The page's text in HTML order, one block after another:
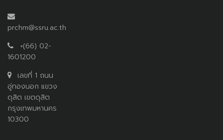
prchm@ssru.ac.th
+(66) 02-
1601200
เลขที่ 1 ถนน
อู่ทองนอก แขวง
ดุสิต เขตดุสิต
กรุงเทพมหานคร
10300